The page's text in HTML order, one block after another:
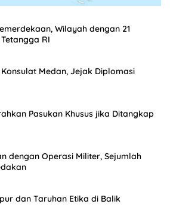
Wilayah dengan 21
RI
Medan, Jejak Diplomasi
Pasukan Khusus jika Ditangkap
dengan Operasi Militer, Sejumlah
dan Taruhan Etika di Balik